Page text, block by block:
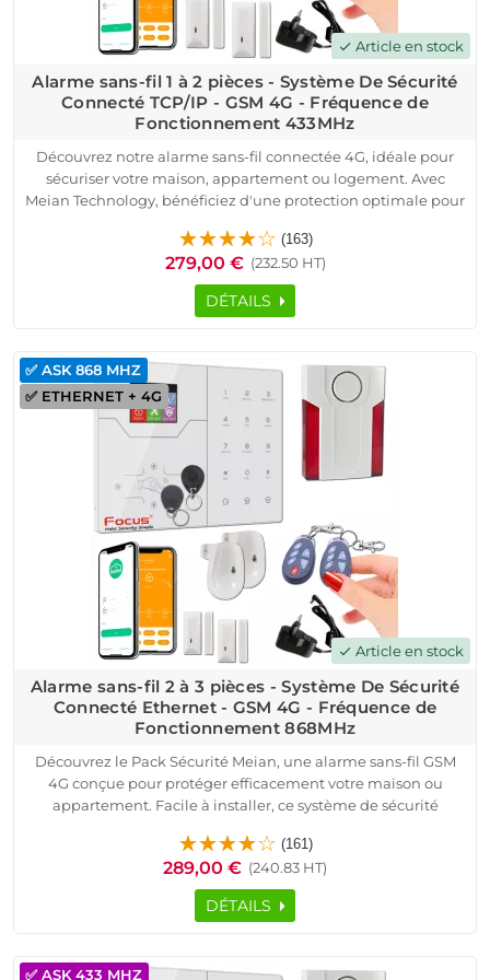
check Article en stock
Alarme sans-fil 1 à 2 pièces - Système De Sécurité
Connecté TCP/IP - GSM 4G - Fréquence de
Fonctionnement 433MHz
Découvrez notre alarme sans-fil connectée 4G, idéale pour
sécuriser votre maison, appartement ou logement. Avec
Meian Technology, bénéficiez d'une protection optimale pour
fréquence 433MHz et est compatible avec toutes les box
internet, y compris la fibre.
Le pack inclut une centrale HA-VGT, des détecteurs
d'ouverture, un détecteur de mouvement, une sirène
Contrôlez votre alarme connectée via l'application
iOS/Android et recevez des notifications en temps réel.
Sécurisez dès maintenant votre domicile avec notre alarme
sans-fil connectée 4G et profitez de la qualité professionnelle
à prix compétitif.
(163)
279,00 € (232.50 HT)
DÉTAILS
check Article en stock
✅ ETHERNET + 4G
✅ ASK 868 MHZ
Alarme sans-fil 2 à 3 pièces - Système De Sécurité
Connecté Ethernet - GSM 4G - Fréquence de
Fonctionnement 868MHz
Découvrez le Pack Sécurité Meian, une alarme sans-fil GSM
4G conçue pour protéger efficacement votre maison ou
appartement. Facile à installer, ce système de sécurité
pour une communication sans fil bidirectionnelle sécurisée.
Le pack comprend une centrale d'alarme sans-fil HA-VGT
avec sirène intégrée de 85 dB, deux détecteurs d'ouverture
MD-210R pour portes et fenêtres, deux détecteurs de
(161)
289,00 € (240.83 HT)
DÉTAILS
✅ ASK 433 MHZ